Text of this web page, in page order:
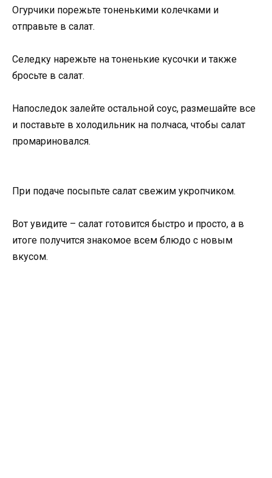
Огурчики порежьте тоненькими колечками и
отправьте в салат.
Селедку нарежьте на тоненькие кусочки и также
бросьте в салат.
Напоследок залейте остальной соус, размешайте все
и поставьте в холодильник на полчаса, чтобы салат
промариновался.
При подаче посыпьте салат свежим укропчиком.
Вот увидите – салат готовится быстро и просто, а в
итоге получится знакомое всем блюдо с новым
вкусом.